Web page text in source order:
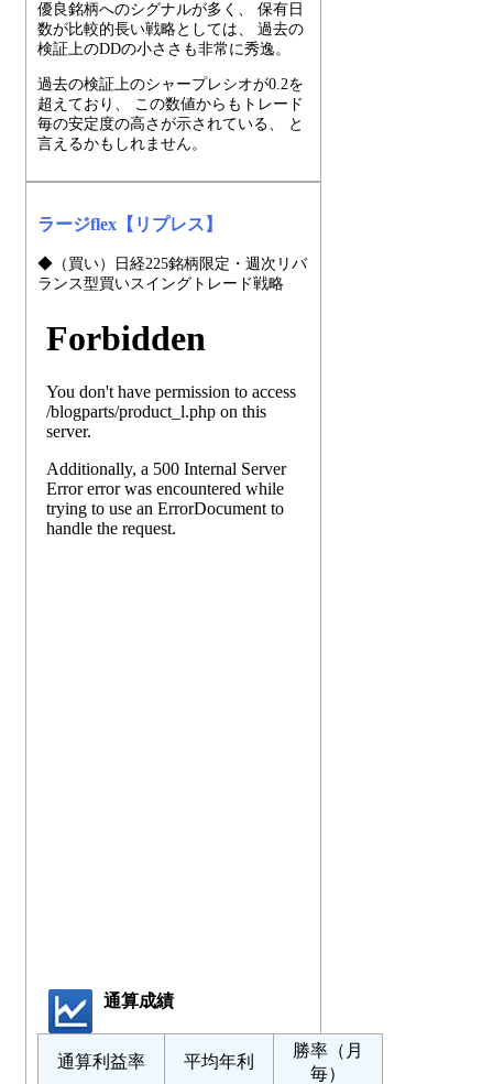
優良銘柄へのシグナルが多く、 保有日
数が比較的長い戦略としては、 過去の
検証上のDDの小ささも非常に秀逸。
過去の検証上のシャープレシオが0.2を
超えており、 この数値からもトレード
毎の安定度の高さが示されている、 と
言えるかもしれません。
ラージflex【リプレス】
◆（買い）日経225銘柄限定・週次リバ
ランス型買いスイングトレード戦略
通算成績
通算利益率 平均年利
勝率（月
毎）